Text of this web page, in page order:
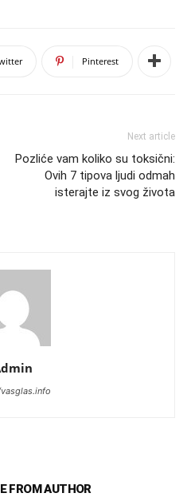
Pinterest
Next article
Pozliće vam koliko su toksični:
Ovih 7 tipova ljudi odmah
isterajte iz svog života
FROM AUTHOR